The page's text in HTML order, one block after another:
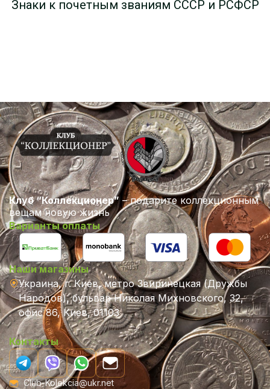
Знаки к почетным званиям СССР и РСФСР
Клуб “Коллекционер” – подарите коллекционным
вещам новую жизнь
Варианты оплаты
Наши магазины
Украина, г. Киев, метро Звиринецкая (Дружбы
Народов), бульвар Николая Михновского, 32,
офис 86, Киев, 01103
Контакты
Club-Kolekcia@ukr.net